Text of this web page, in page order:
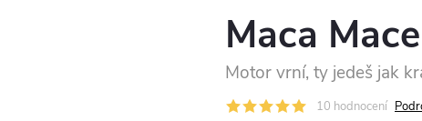
Maca
Motor vrní, ty jedeš jak
10 hodnocení